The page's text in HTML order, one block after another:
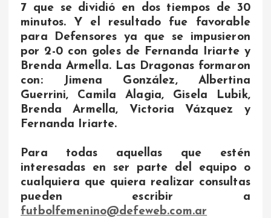
7 que se dividió en dos tiempos de 30
minutos. Y el resultado fue favorable
para Defensores ya que se impusieron
por 2-0 con goles de Fernanda Iriarte y
Brenda Armella. Las Dragonas formaron
con: Jimena González, Albertina
Guerrini, Camila Alagia, Gisela Lubik,
Brenda Armella, Victoria Vázquez y
Fernanda Iriarte.
Para todas aquellas que estén
interesadas en ser parte del equipo o
cualquiera que quiera realizar consultas
pueden escribir a
futbolfemenino@defeweb.com.ar